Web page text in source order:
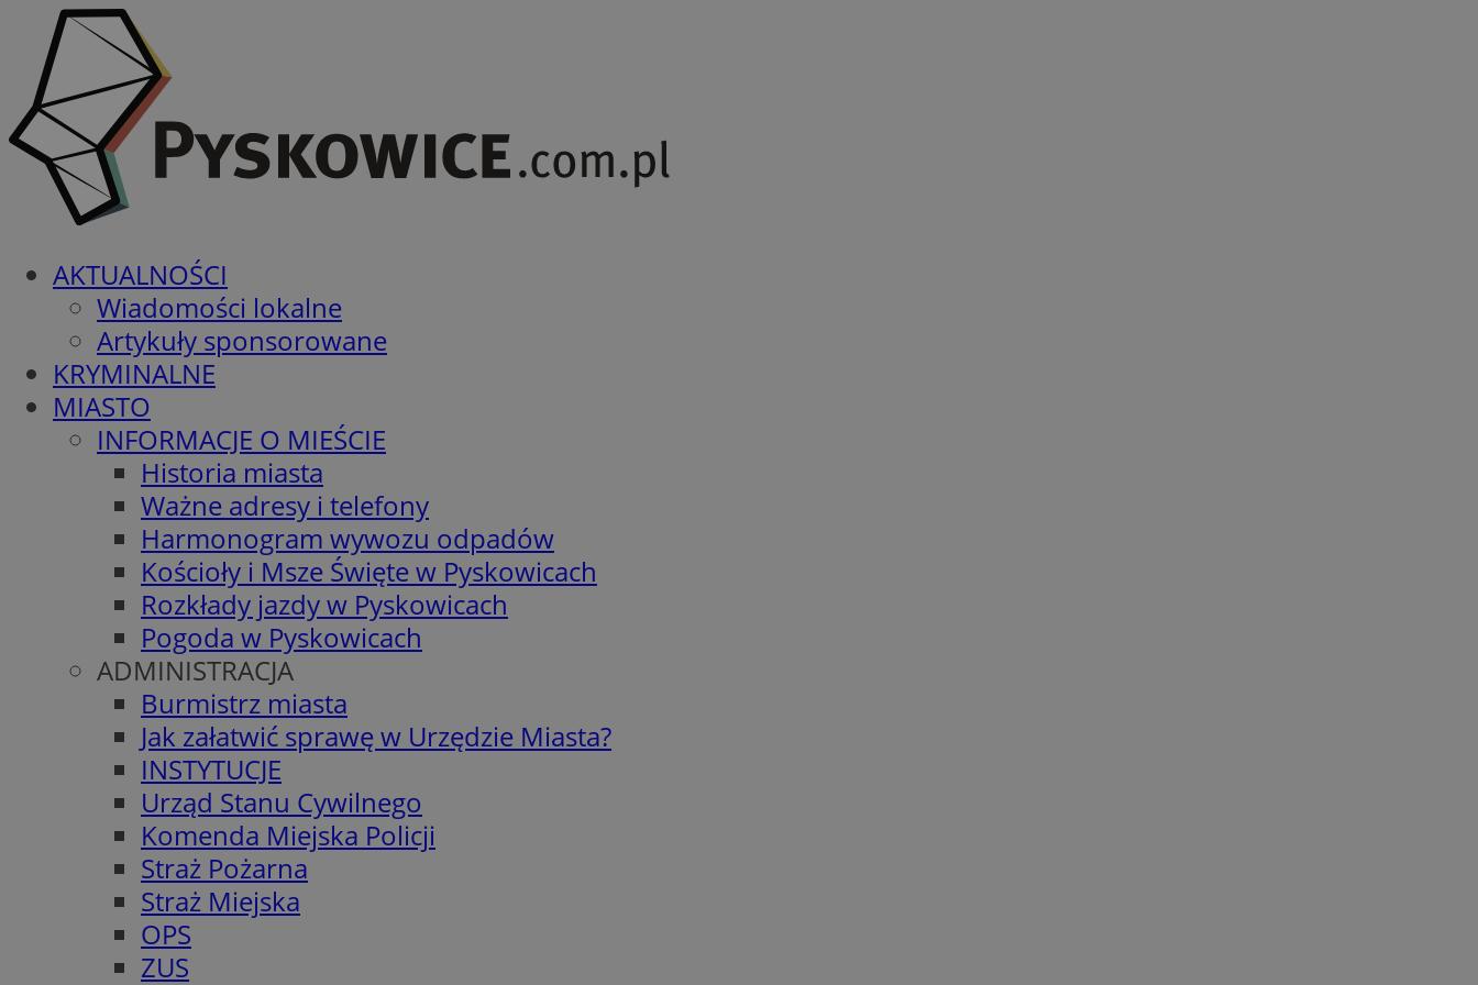
AKTUALNOŚCI
Wiadomości lokalne
Artykuły sponsorowane
KRYMINALNE
MIASTO
INFORMACJE O MIEŚCIE
Historia miasta
Ważne adresy i telefony
Harmonogram wywozu odpadów
Kościoły i Msze Święte w Pyskowicach
Rozkłady jazdy w Pyskowicach
Pogoda w Pyskowicach
ADMINISTRACJA
Burmistrz miasta
Jak załatwić sprawę w Urzędzie Miasta?
INSTYTUCJE
Urząd Stanu Cywilnego
Komenda Miejska Policji
Straż Pożarna
Straż Miejska
OPS
ZUS